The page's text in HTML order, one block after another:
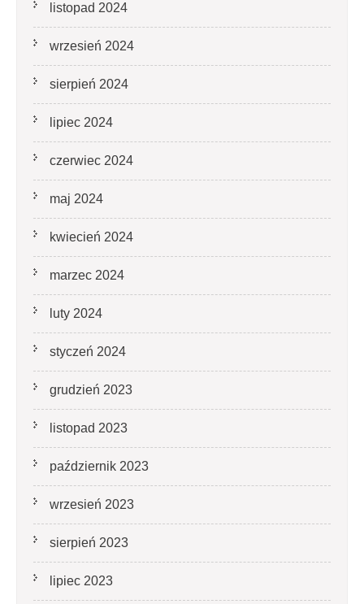
listopad 2024
wrzesień 2024
sierpień 2024
lipiec 2024
czerwiec 2024
maj 2024
kwiecień 2024
marzec 2024
luty 2024
styczeń 2024
grudzień 2023
listopad 2023
październik 2023
wrzesień 2023
sierpień 2023
lipiec 2023